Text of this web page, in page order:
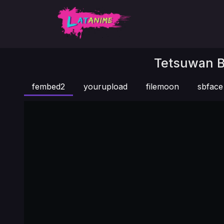
Tetsuwan
fembed2 yourupload filemoon sbface